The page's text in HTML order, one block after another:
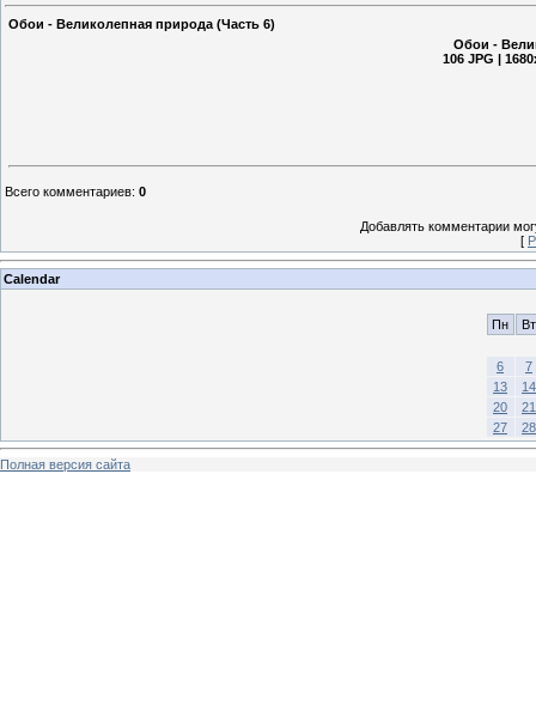
Обои - Великолепная природа (Часть 6)
Обои -
106 JPG |
Всего комментариев: 0
Добавлять комментарии
[
Calendar
Пн Вт
6
7
13
14
20
21
27
28
Полная версия сайта